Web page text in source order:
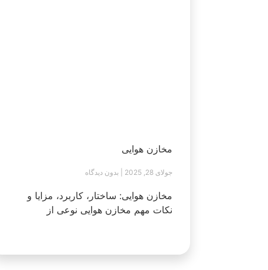
مخازن هوایی
جولای 28, 2025 بدون دیدگاه
مخازن هوایی: ساختار، کاربرد، مزایا و
نکات مهم مخازن هوایی نوعی از